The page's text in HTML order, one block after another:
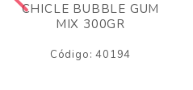
CHICLE BUBBLE GUM
MIX 300GR
Código: 40194